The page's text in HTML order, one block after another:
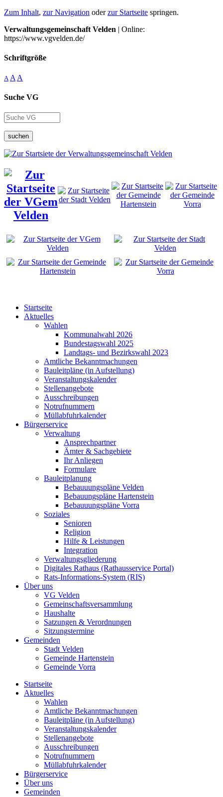
Zum Inhalt, zur Navigation oderzur Startseite springen.
Verwaltungsgemeinschaft Velden | Online:
https://www.vgvelden.de/
Schriftgröße
A A A
Suche VG
suchen
Startseite
Aktuelles
Wahlen
Kommunalwahl 2026
Bundestagswahl 2025
Landtags- und Bezirkswahl 2023
Amtliche Bekanntmachungen
Bauleitpläne (in Aufstellung)
Veranstaltungskalender
Stellenangebote
Ausschreibungen
Notrufnummern
Müllabfuhrkalender
Bürgerservice
Verwaltung
Ansprechpartner
Ämter & Sachgebiete
Ihr Anliegen
Formulare
Bauleitplanung
Bebauuungspläne Velden
Bebauungspläne Hartenstein
Bebauuungspläne Vorra
Soziales
Senioren
Religion
Hilfe & Leistungen
Integration
Verwaltungsgliederung
Digitales Rathaus (Rathausservice Portal)
Rats-Informations-System (RIS)
Über uns
VG Velden
Gemeinschaftsversammlung
Haushalte
Satzungen & Verordnungen
Sitzungstermine
Gemeinden
Stadt Velden
Gemeinde Hartenstein
Gemeinde Vorra
Startseite
Aktuelles
Wahlen
Amtliche Bekanntmachungen
Bauleitpläne (in Aufstellung)
Veranstaltungskalender
Stellenangebote
Ausschreibungen
Notrufnummern
Müllabfuhrkalender
Bürgerservice
Über uns
Gemeinden